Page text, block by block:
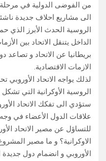
من الفوضى الدولية في مرحلة
الى مشاريع احلاف جديدة
الروسية الحدث الأبرز الذي
الداخل يتنقل الاتحاد بين
بريطانيا عن الاتحاد و تصاعد
الازمات الاقتصادية.
لذلك يواجه الاتحاد
الروسية الأوكرانية التي
ستؤدي الى تفكك الاتحاد
علاقات الدول الأعضاء في
للتساؤل عن مصير الاتحاد
الاوكرانية؟ و ما مصير
الأوروبي و انضمام دول